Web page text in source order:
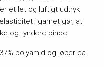
et let og luftigt udtryk
i garnet gør, at
og tyndere pinde.
polyamid og løber ca.